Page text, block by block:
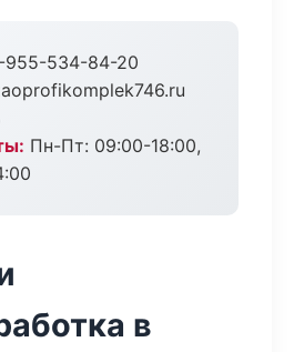
955-534-84-20
Пн-Пт: 09:00-18:00,
в